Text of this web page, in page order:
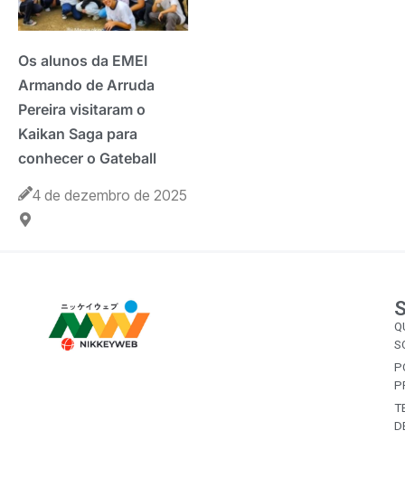
Os alunos da EMEI
Armando de Arruda
Pereira visitaram o
Kaikan Saga para
conhecer o Gateball
4 de dezembro de 2025